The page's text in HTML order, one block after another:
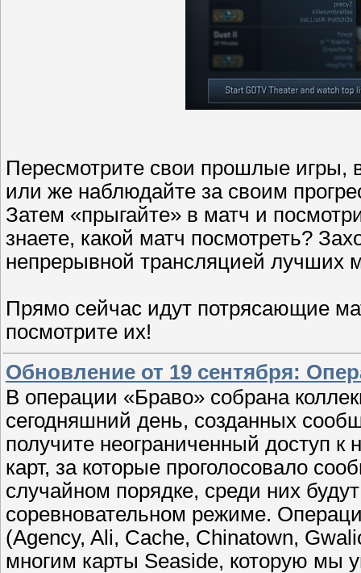
Пересмотрите свои прошлые игры,
или же наблюдайте за своим
Затем «прыгайте» в матч и
знаете, какой матч посмотреть?
непрерывной трансляцией лучших
Прямо сейчас идут потрясающие
посмотрите их!
Обновление от 19 сентября:
В операции «Браво» собрана
сегодняшний день, созданных
получите неограниченный доступ
карт, за которые проголосовало
случайном порядке, среди них
соревновательном режиме.
(Agency, Ali, Cache, Chinatown,
многим карты Seaside, которую мы